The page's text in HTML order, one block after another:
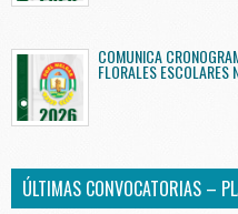
COMUNICA
FLORALES
ÚLTIMAS CONVOCATORIAS –